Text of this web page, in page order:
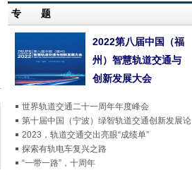
专 题
2022第八届中国（福
州）智慧轨道交通与
创新发展大会
世界轨道交通二十一周年年度峰会
第十届中国（宁波）绿智轨道交通创新发展论
2023，轨道交通交出亮眼“成绩单”
探索有轨电车复兴之路
“一带一路”，十周年